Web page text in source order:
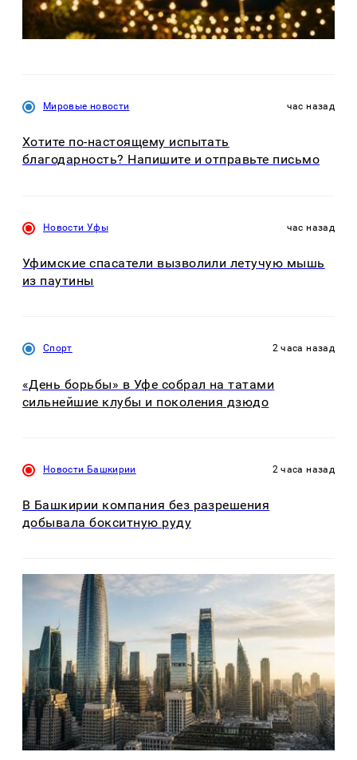
Мировые новости час назад
Хотите по-настоящему испытать
благодарность? Напишите и отправьте письмо
Новости Уфы час назад
Уфимские спасатели вызволили летучую мышь
из паутины
Спорт 2 часа назад
«День борьбы» в Уфе собрал на татами
сильнейшие клубы и поколения дзюдо
Новости Башкирии 2 часа назад
В Башкирии компания без разрешения
добывала бокситную руду